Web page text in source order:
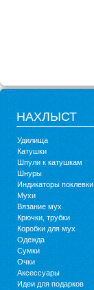
НАХЛЫСТ
Удилища
Катушки
Шпули к катушкам
Шнуры
Индикаторы поклевки
Мухи
Вязание мух
Крючки, трубки
Коробки для мух
Одежда
Сумки
Очки
Аксессуары
Идеи для подарков